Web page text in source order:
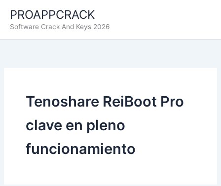
contenido
PROAPPCRACK
Software Crack And Keys 2026
Tenoshare ReiBoot Pro
clave en pleno
funcionamiento